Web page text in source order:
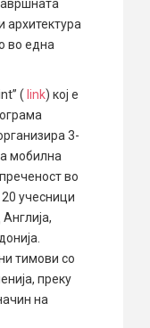
архитектура
во една
( link) кој е
3-
мобилна
во
учесници
тимови со
преку
на